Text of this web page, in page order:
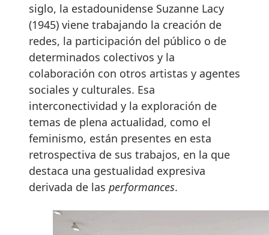
siglo, la estadounidense Suzanne Lacy
(1945) viene trabajando la creación de
redes, la participación del público o de
determinados colectivos y la
colaboración con otros artistas y agentes
sociales y culturales. Esa
interconectividad y la exploración de
temas de plena actualidad, como el
feminismo, están presentes en esta
retrospectiva de sus trabajos, en la que
destaca una gestualidad expresiva
derivada de las performances.